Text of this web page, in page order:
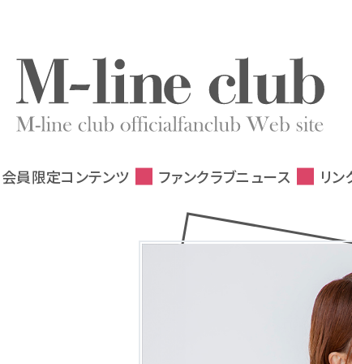
会員限定コンテンツ ファンクラブニュース リン